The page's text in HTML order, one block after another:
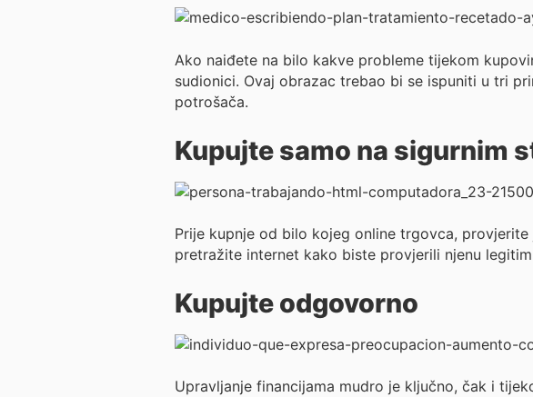
Ako naiđete na bilo kakve probleme tijekom
sudionici. Ovaj obrazac trebao bi se ispuniti u tri
potrošača.
Kupujte samo na sigurnim
Prije kupnje od bilo kojeg online trgovca,
pretražite internet kako biste provjerili njenu
Kupujte odgovorno
Upravljanje financijama mudro je ključno, čak i